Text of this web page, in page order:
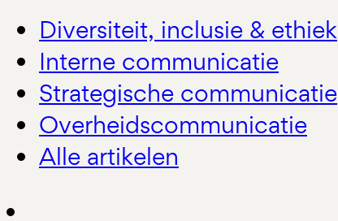
Diversiteit, inclusie & ethiek
Interne communicatie
Strategische communicatie
Overheidscommunicatie
Alle artikelen